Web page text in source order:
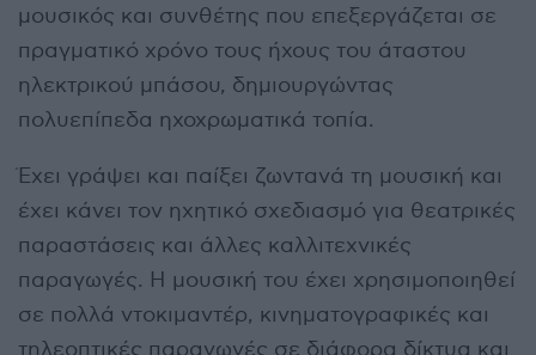
μουσικός και συνθέτης που επεξεργάζεται σε
πραγματικό χρόνο τους ήχους του άταστου
ηλεκτρικού μπάσου, δημιουργώντας
πολυεπίπεδα ηχοχρωματικά τοπία.
Έχει γράψει και παίξει ζωντανά τη μουσική και
έχει κάνει τον ηχητικό σχεδιασμό για θεατρικές
παραστάσεις και άλλες καλλιτεχνικές
παραγωγές. Η μουσική του έχει χρησιμοποιηθεί
σε πολλά ντοκιμαντέρ, κινηματογραφικές και
τηλεοπτικές παραγωγές σε διάφορα δίκτυα και